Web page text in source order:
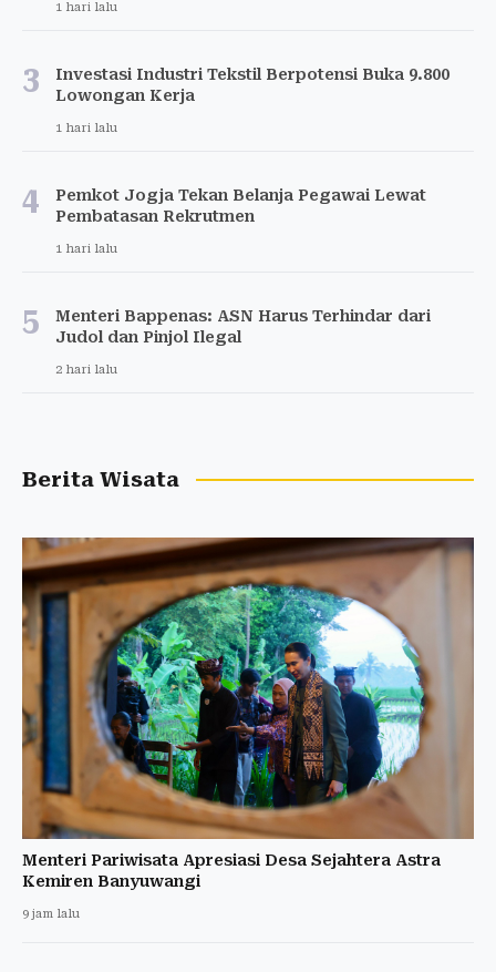
1 hari lalu
3
Investasi Industri Tekstil Berpotensi Buka 9.800
Lowongan Kerja
1 hari lalu
4
Pemkot Jogja Tekan Belanja Pegawai Lewat
Pembatasan Rekrutmen
1 hari lalu
5
Menteri Bappenas: ASN Harus Terhindar dari
Judol dan Pinjol Ilegal
2 hari lalu
Berita Wisata
Menteri Pariwisata Apresiasi Desa Sejahtera Astra
Kemiren Banyuwangi
9 jam lalu